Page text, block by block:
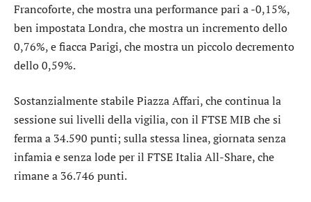
Francoforte, che mostra una performance pari a -0,15%,
ben impostataLondra, che mostra un incremento dello
0,76%, e fiaccaParigi, che mostra un piccolo decremento
dello 0,59%.
Sostanzialmente stabile Piazza Affari, che continua la
sessione sui livelli della vigilia, con il FTSE MIB che si
ferma a 34.590 punti; sulla stessa linea, giornata senza
infamia e senza lode per il FTSE Italia All-Share, che
rimane a 36.746 punti.